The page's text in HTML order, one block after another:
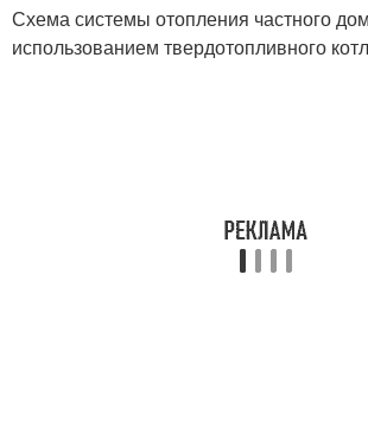
Схема системы отопления частного
использованием твердотопливного